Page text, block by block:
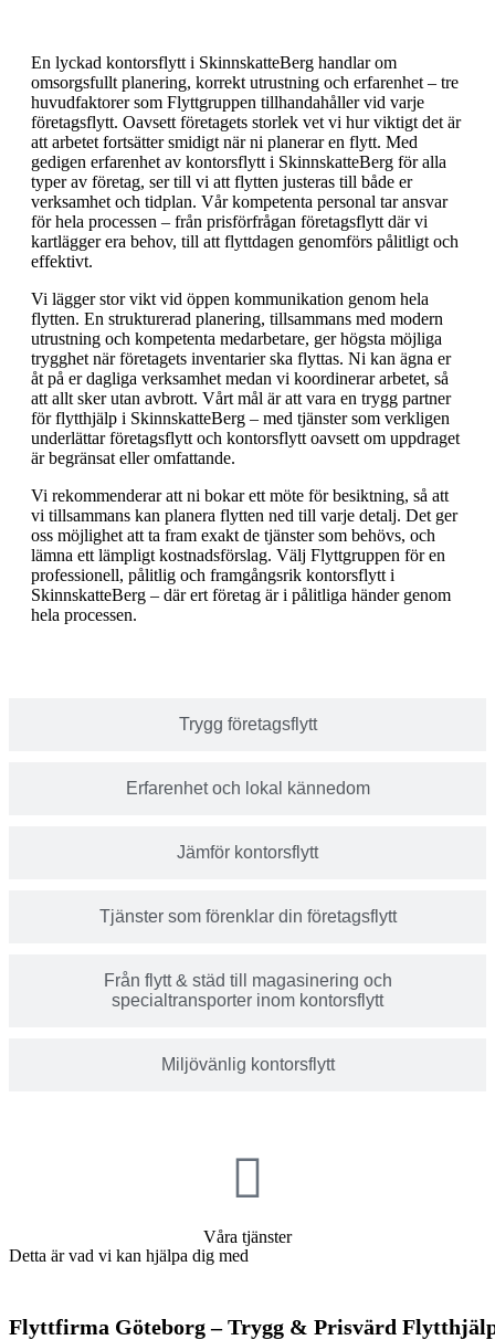
Trygg företagsflytt
Erfarenhet och lokal kännedom
Jämför kontorsflytt
Tjänster som förenklar din företagsflytt
Från flytt & städ till magasinering och
specialtransporter inom kontorsflytt
Miljövänlig kontorsflytt
En lyckad kontorsflytt i SkinnskatteBerg handlar om
omsorgsfullt planering, korrekt utrustning och erfarenhet – tre
huvudfaktorer som Flyttgruppen tillhandahåller vid varje
företagsflytt. Oavsett företagets storlek vet vi hur viktigt det är
att arbetet fortsätter smidigt när ni planerar en flytt. Med
gedigen erfarenhet av kontorsflytt i SkinnskatteBerg för alla
typer av företag, ser till vi att flytten justeras till både er
verksamhet och tidplan. Vår kompetenta personal tar ansvar
för hela processen – från prisförfrågan företagsflytt där vi
kartlägger era behov, till att flyttdagen genomförs pålitligt och
effektivt.
Vi lägger stor vikt vid öppen kommunikation genom hela
flytten. En strukturerad planering, tillsammans med modern
utrustning och kompetenta medarbetare, ger högsta möjliga
trygghet när företagets inventarier ska flyttas. Ni kan ägna er
åt på er dagliga verksamhet medan vi koordinerar arbetet, så
att allt sker utan avbrott. Vårt mål är att vara en trygg partner
för flytthjälp i SkinnskatteBerg – med tjänster som verkligen
underlättar företagsflytt och kontorsflytt oavsett om uppdraget
är begränsat eller omfattande.
Vi rekommenderar att ni bokar ett möte för besiktning, så att
vi tillsammans kan planera flytten ned till varje detalj. Det ger
oss möjlighet att ta fram exakt de tjänster som behövs, och
lämna ett lämpligt kostnadsförslag. Välj Flyttgruppen för en
professionell, pålitlig och framgångsrik kontorsflytt i
SkinnskatteBerg – där ert företag är i pålitliga händer genom
hela processen.
Våra tjänster
Detta är vad vi kan hjälpa dig med
Flyttfirma Göteborg – Trygg & Prisvärd